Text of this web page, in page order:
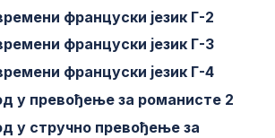
француски језик Г-2
француски језик Г-3
француски језик Г-4
у превођење за романисте 2
у стручно превођење за